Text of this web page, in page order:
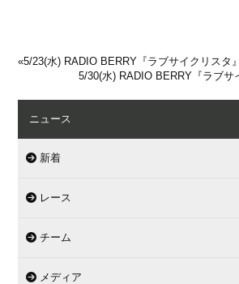
«5/23(水) RADIO BERRY『ラブサイクリスタ
5/30(水) RADIO BERRY『ラブサ
ニュース
新着
レース
チーム
メディア